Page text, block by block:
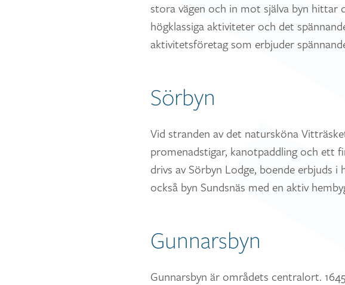
stora vägen och in mot själva byn hittar
högklassiga aktiviteter och det
aktivitetsföretag som erbjuder
Sörbyn
Vid stranden av det natursköna
promenadstigar, kanotpaddling och ett
drivs av Sörbyn Lodge, boende erbjuds
också byn Sundsnäs med en aktiv
Gunnarsbyn
Gunnarsbyn är områdets centralort.